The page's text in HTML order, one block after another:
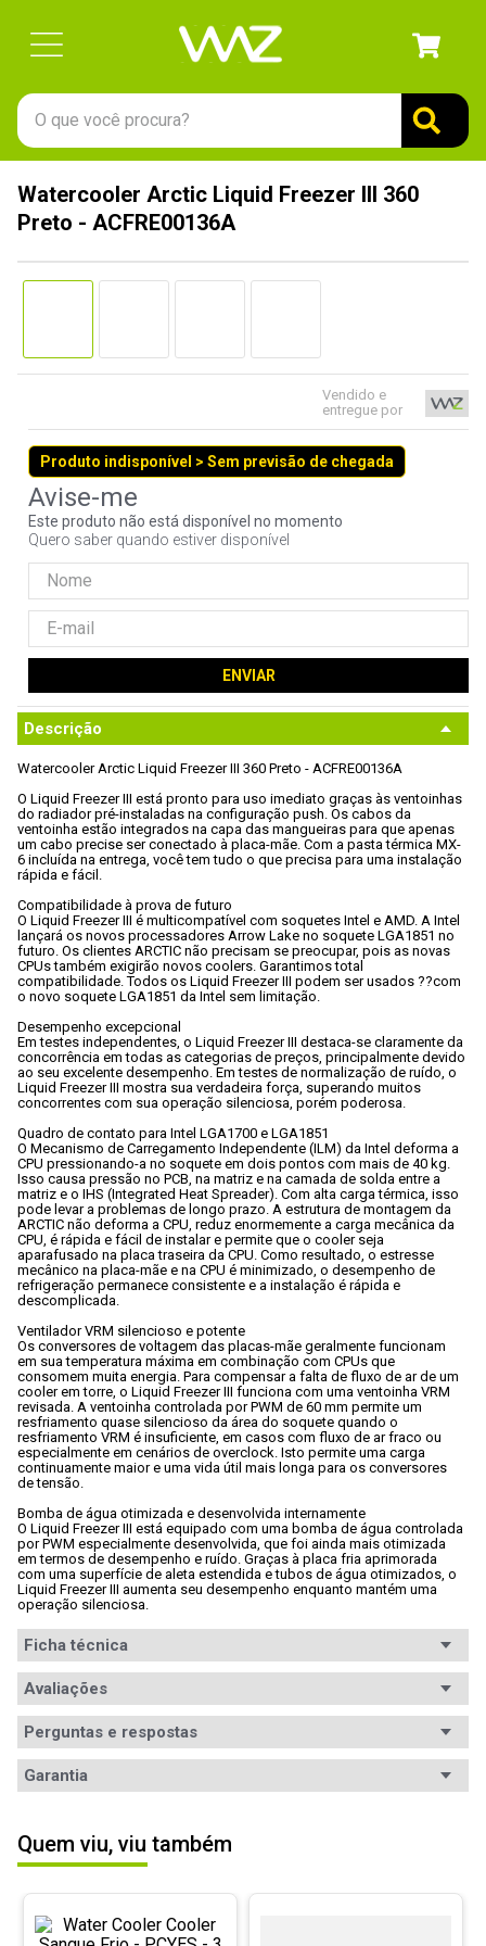
O que você procura?
Watercooler Arctic Liquid Freezer III 360
Preto - ACFRE00136A
Vendido e
entregue por
Produto indisponível > Sem previsão de chegada
Este produto não está disponível no momento
Quero saber quando estiver disponível
ENVIAR
Descrição
Watercooler Arctic Liquid Freezer III 360 Preto - ACFRE00136A
O Liquid Freezer III está pronto para uso imediato graças às ventoinhas
do radiador pré-instaladas na configuração push. Os cabos da
ventoinha estão integrados na capa das mangueiras para que apenas
um cabo precise ser conectado à placa-mãe. Com a pasta térmica MX-
6 incluída na entrega, você tem tudo o que precisa para uma instalação
rápida e fácil.
Compatibilidade à prova de futuro
O Liquid Freezer III é multicompatível com soquetes Intel e AMD. A Intel
lançará os novos processadores Arrow Lake no soquete LGA1851 no
futuro. Os clientes ARCTIC não precisam se preocupar, pois as novas
CPUs também exigirão novos coolers. Garantimos total
compatibilidade. Todos os Liquid Freezer III podem ser usados ??com
o novo soquete LGA1851 da Intel sem limitação.
Desempenho excepcional
Em testes independentes, o Liquid Freezer III destaca-se claramente da
concorrência em todas as categorias de preços, principalmente devido
ao seu excelente desempenho. Em testes de normalização de ruído, o
Liquid Freezer III mostra sua verdadeira força, superando muitos
concorrentes com sua operação silenciosa, porém poderosa.
Quadro de contato para Intel LGA1700 e LGA1851
O Mecanismo de Carregamento Independente (ILM) da Intel deforma a
CPU pressionando-a no soquete em dois pontos com mais de 40 kg.
Isso causa pressão no PCB, na matriz e na camada de solda entre a
matriz e o IHS (Integrated Heat Spreader). Com alta carga térmica, isso
pode levar a problemas de longo prazo. A estrutura de montagem da
ARCTIC não deforma a CPU, reduz enormemente a carga mecânica da
CPU, é rápida e fácil de instalar e permite que o cooler seja
aparafusado na placa traseira da CPU. Como resultado, o estresse
mecânico na placa-mãe e na CPU é minimizado, o desempenho de
refrigeração permanece consistente e a instalação é rápida e
descomplicada.
Ventilador VRM silencioso e potente
Os conversores de voltagem das placas-mãe geralmente funcionam
em sua temperatura máxima em combinação com CPUs que
consomem muita energia. Para compensar a falta de fluxo de ar de um
cooler em torre, o Liquid Freezer III funciona com uma ventoinha VRM
revisada. A ventoinha controlada por PWM de 60 mm permite um
resfriamento quase silencioso da área do soquete quando o
resfriamento VRM é insuficiente, em casos com fluxo de ar fraco ou
especialmente em cenários de overclock. Isto permite uma carga
continuamente maior e uma vida útil mais longa para os conversores
de tensão.
Bomba de água otimizada e desenvolvida internamente
O Liquid Freezer III está equipado com uma bomba de água controlada
por PWM especialmente desenvolvida, que foi ainda mais otimizada
em termos de desempenho e ruído. Graças à placa fria aprimorada
com uma superfície de aleta estendida e tubos de água otimizados, o
Liquid Freezer III aumenta seu desempenho enquanto mantém uma
operação silenciosa.
Ficha técnica
Conteúdo da
embalagem
- 1x Pasta térmica
- 1x Kit de montagem
- 1x Manual de instalação
Tipo
TDP (Máx.) Não especificado
Material
(base)
Alumínio + Cobre
Avaliações
Avaliações
5 estrelas
4estrelas
2estrelas
1estrela
0
Perguntas e respostas
Garantia
Informações A garantia deste produto é exercida com a WAZ
em meses na nota fiscal. Contato:
Whatsapp) ou 0800-200-3090. Saiba mais em:
www.waz.com.br/garantia
Quem viu, viu também
1º
gabinete
3º
teclado
5º
openbox
7º
jonsbo
8º
fractal
controle
10º hd